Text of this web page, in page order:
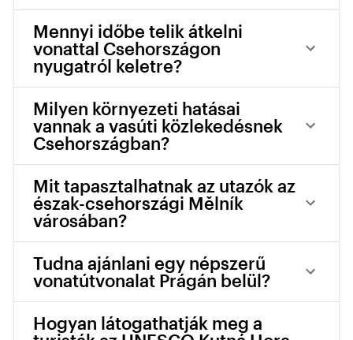
Mennyi időbe telik átkelni
vonattal Csehországon
nyugatról keletre?
Milyen környezeti hatásai
vannak a vasúti közlekedésnek
Csehországban?
Mit tapasztalhatnak az utazók az
észak-csehországi Mělník
városában?
Tudna ajánlani egy népszerű
vonatútvonalat Prágán belül?
Hogyan látogathatják meg a